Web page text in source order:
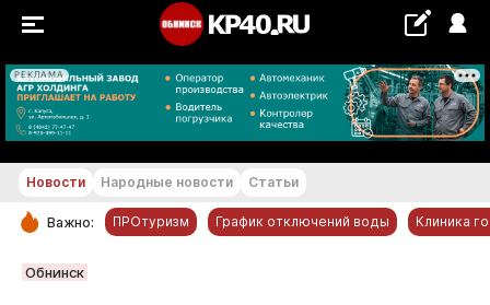
РЕКЛАМА
+19...+20 °С
РУБРИКИ
Новости Народные новости Статьи
Важно: ПРОтуризм График отключений воды Клиника
Обнинск